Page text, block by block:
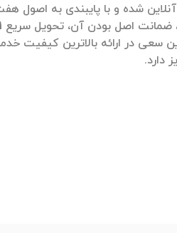
شده و با پایبندی به اصول
سعی در ارائه بالاترین کیفیت
دارد.